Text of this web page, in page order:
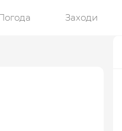
Заходи